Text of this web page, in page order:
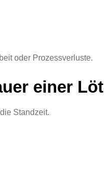
oder Prozessverluste.
einer
Standzeit.